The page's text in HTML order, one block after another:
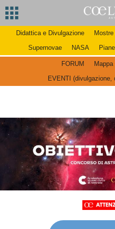
Didattica e Divulgazione
Supernovae
NASA
FORUM
EVENTI